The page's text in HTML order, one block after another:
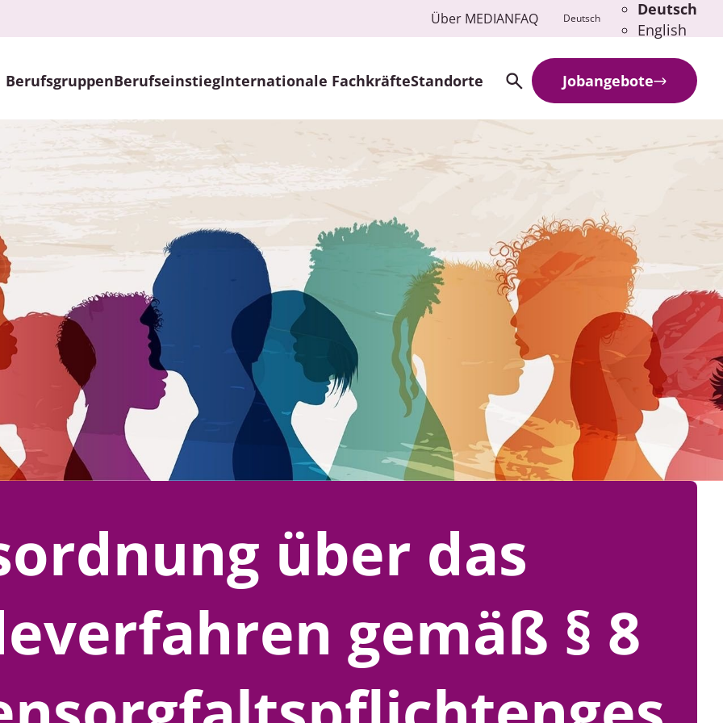
Über MEDIANFAQ Deutsch
Deutsch
English
BerufsgruppenBerufseinstiegInternationale FachkräfteStandorte
Search
Jobangebote
über das
gemäß § 8